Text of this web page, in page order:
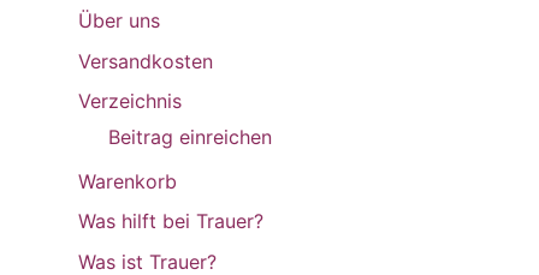
Über uns
Versandkosten
Verzeichnis
Beitrag einreichen
Warenkorb
Was hilft bei Trauer?
Was ist Trauer?